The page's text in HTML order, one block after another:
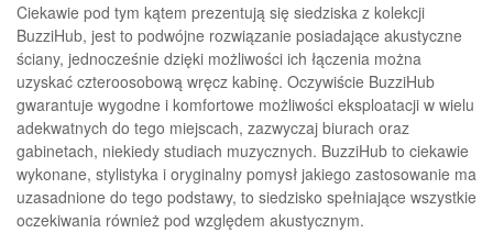
Ciekawie pod tym kątem prezentują się siedziska z kolekcji
BuzziHub, jest to podwójne rozwiązanie posiadające akustyczne
ściany, jednocześnie dzięki możliwości ich łączenia można
uzyskać czteroosobową wręcz kabinę. Oczywiście BuzziHub
gwarantuje wygodne i komfortowe możliwości eksploatacji w wielu
adekwatnych do tego miejscach, zazwyczaj biurach oraz
gabinetach, niekiedy studiach muzycznych. BuzziHub to ciekawie
wykonane, stylistyka i oryginalny pomysł jakiego zastosowanie ma
uzasadnione do tego podstawy, to siedzisko spełniające wszystkie
oczekiwania również pod względem akustycznym.